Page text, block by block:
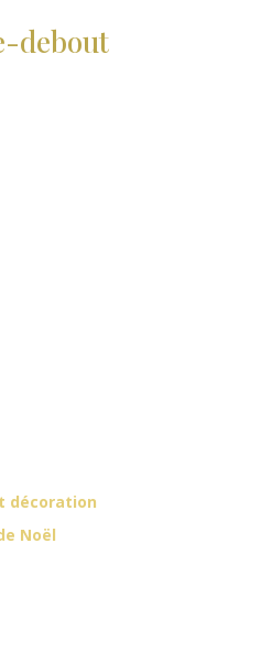
debout
décoration
Noël